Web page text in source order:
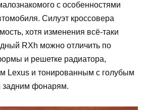
с особенностями
Силуэт кроссовера
хотя изменения всё-таки
RXh можно отличить по
и решетке радиатора,
Lexus и тонированным с голубым
задним фонарям.